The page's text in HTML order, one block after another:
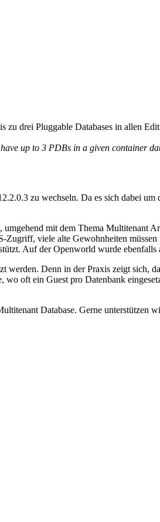
drei Pluggable Databases in allen
up to 3 PDBs in a given container
zu wechseln. Da es sich dabei
mit dem Thema Multitenant
viele alte Gewohnheiten
Auf der Openworld wurde
werden. Denn in der Praxis zeigt
oft ein Guest pro Datenbank
Database. Gerne